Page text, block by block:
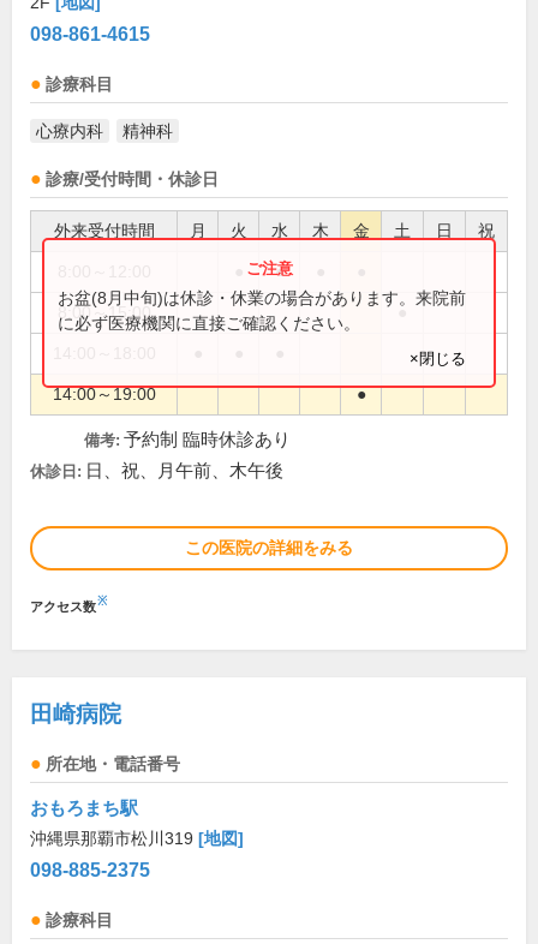
098-861-4615
診療科目
心療内科 精神科
診療/受付時間・休診日
外来受付時間 月 火 水 木 金 土 日 祝
●
8:00～15:00 ●
14:00～19:00 ●
お盆(8月中旬)は休診・休業の場合があります。来院前
に必ず医療機関に直接ご確認ください。
×閉じる
備考: 予約制 臨時休診あり
休診日: 日、祝、月午前、木午後
この医院の詳細をみる
アクセス数※
田崎病院
所在地・電話番号
おもろまち駅
沖縄県那覇市松川319 [地図]
098-885-2375
診療科目